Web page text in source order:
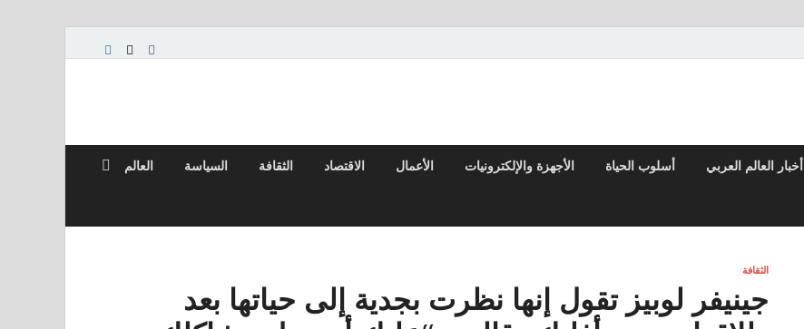
أخبار العالم العربي أسلوب الحياة الأجهزة والإلكترونيات الأعمال الاقتصاد الثقافة السياسة العالم
الثقافة
جينيفر لوبيز تقول إنها نظرت بجدية إلى حياتها بعد